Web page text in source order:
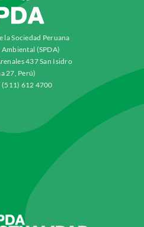
la Sociedad Peruana
(SPDA)
437 San Isidro
27, Perú)
(511) 612 4700